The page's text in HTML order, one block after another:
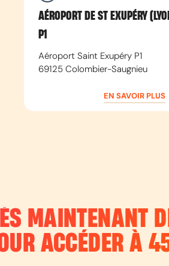
AÉROPORT DE ST EXUPÉRY
P1
Aéroport Saint Exupéry P1
69125 Colombier-Saugnieu
EN SAVOIR PLUS
MAINTENANT
ACCÉDER À